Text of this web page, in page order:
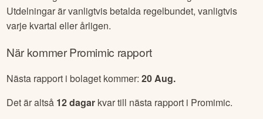
Utdelningar är vanligtvis betalda regelbundet, vanligtvis
varje kvartal eller årligen.
När kommerPromimic rapport
Nästa rapport i bolaget kommer:20 Aug.
Det är altså 12dagar kvar till nästa rapport i Promimic.